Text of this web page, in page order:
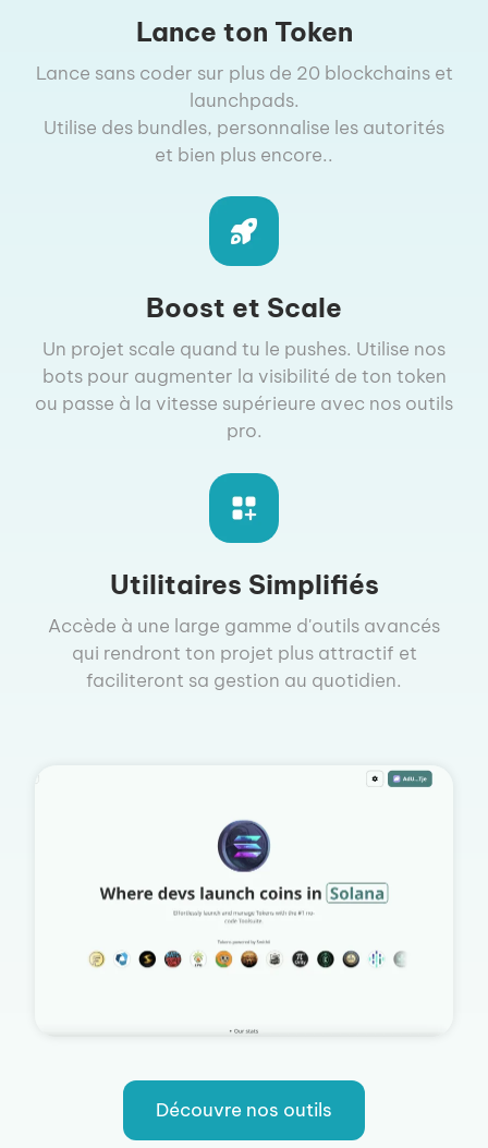
Lance ton Token
Lance sans coder sur plus de 20 blockchains et
launchpads.
Utilise des bundles, personnalise les autorités
et bien plus encore..
Boost et Scale
Un projet scale quand tu le pushes. Utilise nos
bots pour augmenter la visibilité de ton token
ou passe à la vitesse supérieure avec nos outils
pro.
Utilitaires Simplifiés
Accède à une large gamme d'outils avancés
qui rendront ton projet plus attractif et
faciliteront sa gestion au quotidien.
Découvre nos outils